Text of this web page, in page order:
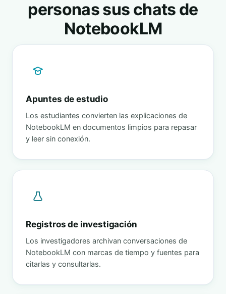
personas sus chats de
NotebookLM
Apuntes de estudio
Los estudiantes convierten las explicaciones de
NotebookLM en documentos limpios para repasar
y leer sin conexión.
Registros de investigación
Los investigadores archivan conversaciones de
NotebookLM con marcas de tiempo y fuentes para
citarlas y consultarlas.